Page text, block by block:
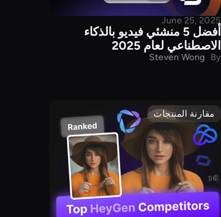
June 25, 2025
أفضل 5 منشئي فيديو بالذكاء
الاصطناعي لعام 2025
By
Steven Wong
مقارنة المنتجات